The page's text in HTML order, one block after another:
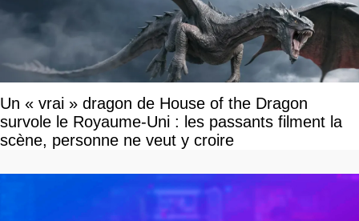
Un « vrai » dragon de House of the Dragon
survole le Royaume-Uni : les passants filment la
scène, personne ne veut y croire